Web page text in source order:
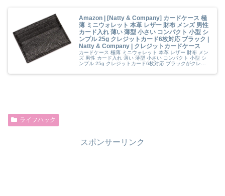
Amazon | [Natty & Company] カードケース 極
薄 ミニウォレット 本革 レザー 財布 メンズ 男性
カード入れ 薄い 薄型 小さい コンパクト 小型 シ
ンプル 25g クレジットカード6枚対応 ブラック |
Natty & Company | クレジットカードケース
カードケース 極薄 ミニウォレット 本革 レザー 財布 メン
ズ 男性 カード入れ 薄い 薄型 小さい コンパクト 小型 シ
ンプル 25g クレジットカード6枚対応 ブラックがクレジ
便対象商品は、当日お届け可能です。アマゾン配送商品
ライフハック
スポンサーリンク